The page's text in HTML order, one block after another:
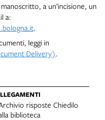
a un’incisione, un
a:
.
leggi in
Delivery).
risposte Chiedilo
biblioteca